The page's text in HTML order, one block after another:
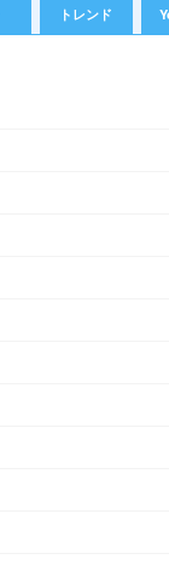
トレンド